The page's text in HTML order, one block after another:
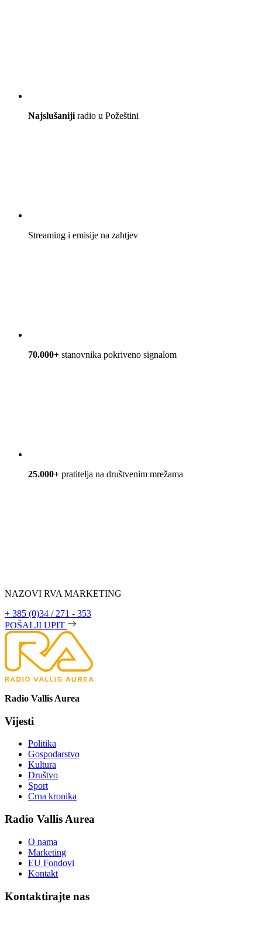
Najslušaniji radio u Požeštini
Streaming i emisije na zahtjev
70.000+ stanovnika pokriveno signalom
25.000+ pratitelja na društvenim mrežama
NAZOVI RVA MARKETING
+ 385 (0)34 / 271 - 353
POŠALJI UPIT
Radio Vallis Aurea
Vijesti
Politika
Gospodarstvo
Kultura
Društvo
Sport
Crna kronika
Radio Vallis Aurea
O nama
Marketing
EU Fondovi
Kontakt
Kontaktirajte nas